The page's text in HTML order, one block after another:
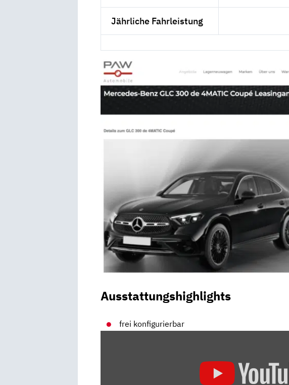
Jährliche Fahrleistung
Ausstattungshighlights
frei konfigurierbar